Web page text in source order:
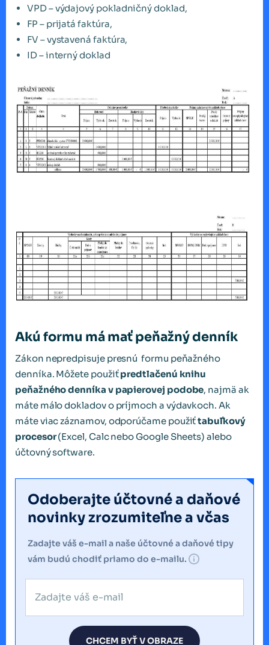
VPD – výdajový pokladničný doklad,
FP – prijatá faktúra,
FV – vystavená faktúra,
ID – interný doklad
Akú formu má mať peňažný denník
Zákon nepredpisuje presnú formu peňažného
denníka. Môžete použiťpredtlačenú knihu
peňažného denníka v papierovej podobe, najmä ak
máte málo dokladov o príjmoch a výdavkoch. Ak
máte viac záznamov, odporúčame použiťtabuľkový
procesor(Excel, Calc nebo Google Sheets) alebo
účtovný software.
Odoberajte účtovné a daňové
novinky zrozumiteľne a včas
Zadajte váš e-mail a naše účtovné a daňové tipy
vám budú chodiť priamo do e-mailu.
CHCEM BYŤ V OBRAZE